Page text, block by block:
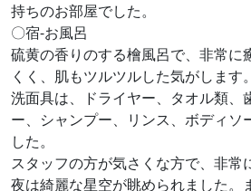
持ちのお部屋でした。
〇宿-お風呂
硫黄の香りのする檜風呂で、非常に
くく、肌もツルツルした気がします
洗面具は、ドライヤー、タオル類、
ー、シャンプー、リンス、ボディソ
した。
スタッフの方が気さくな方で、非常
夜は綺麗な星空が眺められました。